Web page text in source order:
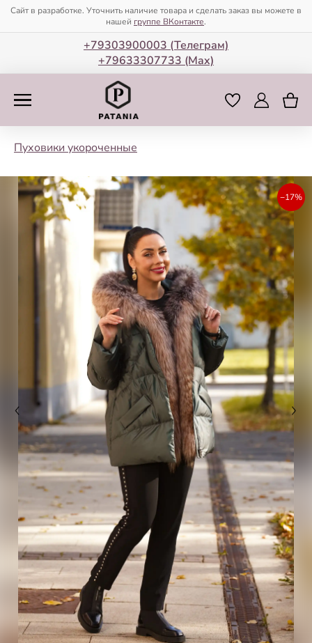
Сайт в разработке. Уточнить наличие товара и сделать заказ вы можете в
нашей группе ВКонтакте.
+79303900003 (Телеграм)
+79633307733 (Мax)
Пуховики укороченные
−17%